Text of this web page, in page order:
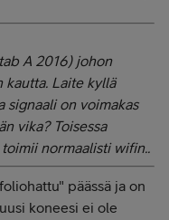
A 2016) johon
kautta. Laite kyllä
on voimakas
vika? Toisessa
normaalisti wifin..
päässä ja on
koneesi ei ole